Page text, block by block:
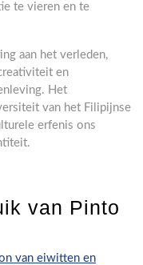
te vieren en te
aan het verleden,
en
Het
van het Filipijnse
erfenis ons
van Pinto
van eiwitten en